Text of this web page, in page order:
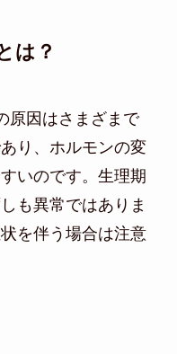
は？
原因はさまざまで
り、ホルモンの変
いのです。生理期
も異常ではありま
を伴う場合は注意